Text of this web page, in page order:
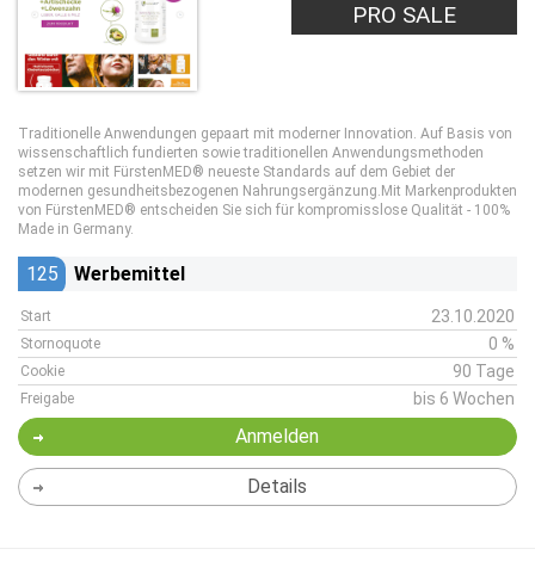
PRO SALE
Traditionelle Anwendungen gepaart mit moderner Innovation. Auf Basis von
wissenschaftlich fundierten sowie traditionellen Anwendungsmethoden
setzen wir mit FürstenMED® neueste Standards auf dem Gebiet der
modernen gesundheitsbezogenen Nahrungsergänzung.Mit Markenprodukten
von FürstenMED® entscheiden Sie sich für kompromisslose Qualität - 100%
Made in Germany.
125 Werbemittel
Start 23.10.2020
Stornoquote 0 %
Cookie 90 Tage
Freigabe bis 6 Wochen
Anmelden
Details